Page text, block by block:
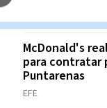
McDonald's
para contratar
Puntarenas
EFE